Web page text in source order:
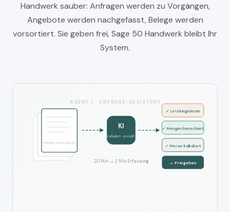
Handwerk sauber: Anfragen werden zu Vorgängen,
Angebote werden nachgefasst, Belege werden
vorsortiert. Sie geben frei, Sage 50 Handwerk bleibt Ihr
System.
AGENT 1 · ANFRAGE-ASSISTENT
Aufmaß, Fotos, Daten
KI
kalkuliert · erstellt
✓ Leistungstexte
✓ Mengen berechnet
✓ Preise kalkuliert
→ Freigeben
20 Min → 2 Min Erfassung